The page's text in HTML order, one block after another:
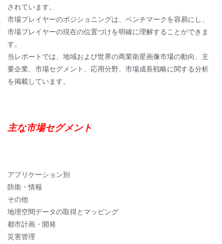
されています。
市場プレイヤーのポジショニングは、ベンチマークを容易にし、
市場プレイヤーの現在の位置づけを明確に理解することができま
す。
当レポートでは、地域および世界の商業衛星画像市場の動向、主
要企業、市場セグメント、応用分野、市場成長戦略に関する分析
を掲載しています。
主な市場セグメント
アプリケーション別
防衛・情報
その他
地理空間データの取得とマッピング
都市計画・開発
災害管理